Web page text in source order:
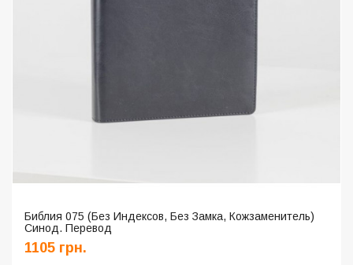
Библия 075 (Без Индексов, Без Замка, Кожзаменитель)
Синод. Перевод
1105 грн.